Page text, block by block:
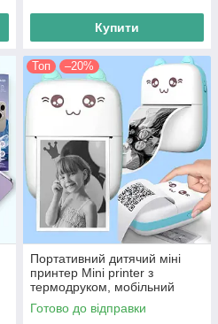
Купити
Топ –20%
Портативний дитячий міні
принтер Mini printer з
термодруком, мобільний
термопринтер котик для
друку, Блакитний
Готово до відправки